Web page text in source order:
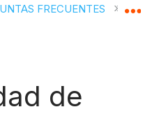
jerarquía global
FRECUENTES
de